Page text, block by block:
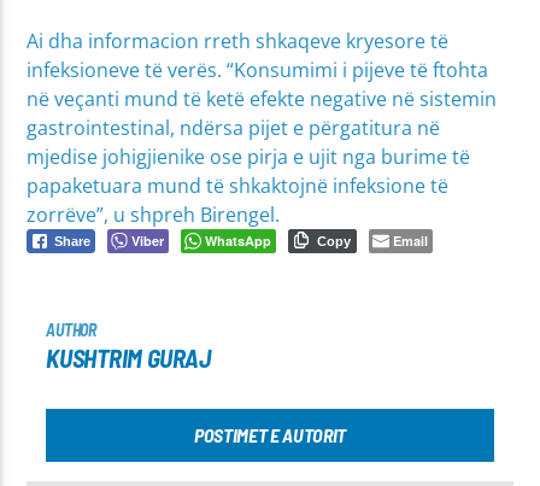
Ai dha informacion rreth shkaqeve kryesore të
infeksioneve të verës. “Konsumimi i pijeve të ftohta
në veçanti mund të ketë efekte negative në sistemin
gastrointestinal, ndërsa pijet e përgatitura në
mjedise johigjienike ose pirja e ujit nga burime të
papaketuara mund të shkaktojnë infeksione të
zorrëve”, u shpreh Birengel.
Share Viber WhatsApp Copy Email
AUTHOR
KUSHTRIM GURAJ
POSTIMET E AUTORIT